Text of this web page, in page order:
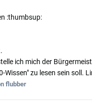
:thumbsup:
ich mich der
Wissen" zu lesen sein soll.
flubber